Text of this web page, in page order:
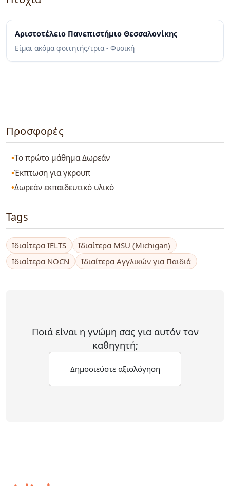
Αριστοτέλειο Πανεπιστήμιο Θεσσαλονίκης
Είμαι ακόμα φοιτητής/τρια - Φυσική
Προσφορές
Το πρώτο μάθημα Δωρεάν
Έκπτωση για γκρουπ
Δωρεάν εκπαιδευτικό υλικό
Tags
Ιδιαίτερα IELTS
Ιδιαίτερα MSU (Michigan)
Ιδιαίτερα NOCN
Ιδιαίτερα Αγγλικών για Παιδιά
Ποιά είναι η γνώμη σας για αυτόν τον
καθηγητή;
Δημοσιεύστε αξιολόγηση